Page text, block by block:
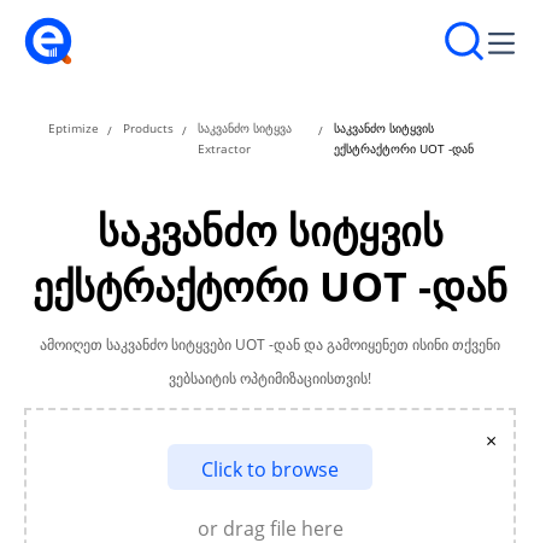
Eptimize Products
საკვანძო სიტყვა
Extractor
საკვანძო სიტყვის
ექსტრაქტორი UOT -დან
საკვანძო სიტყვის
ექსტრაქტორი UOT -დან
ამოიღეთ საკვანძო სიტყვები UOT -დან და გამოიყენეთ ისინი თქვენი
ვებსაიტის ოპტიმიზაციისთვის!
Click to browse
or drag file here
×